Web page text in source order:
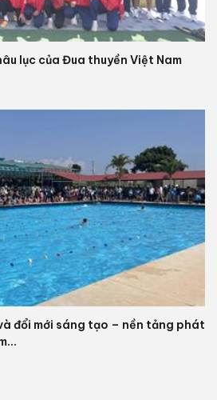
lục của Đua thuyền Việt Nam
đổi mới sáng tạo – nền tảng phát